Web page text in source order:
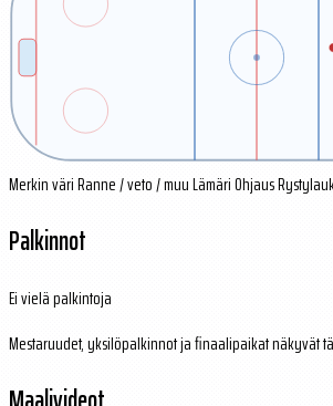
Merkin väriRanne / veto / muuLämäriOhjaus
Palkinnot
Ei vielä palkintoja
Mestaruudet, yksilöpalkinnot ja finaalipaikat näkyvät